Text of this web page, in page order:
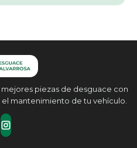
piezas de desguace con
mantenimiento de tu vehículo.